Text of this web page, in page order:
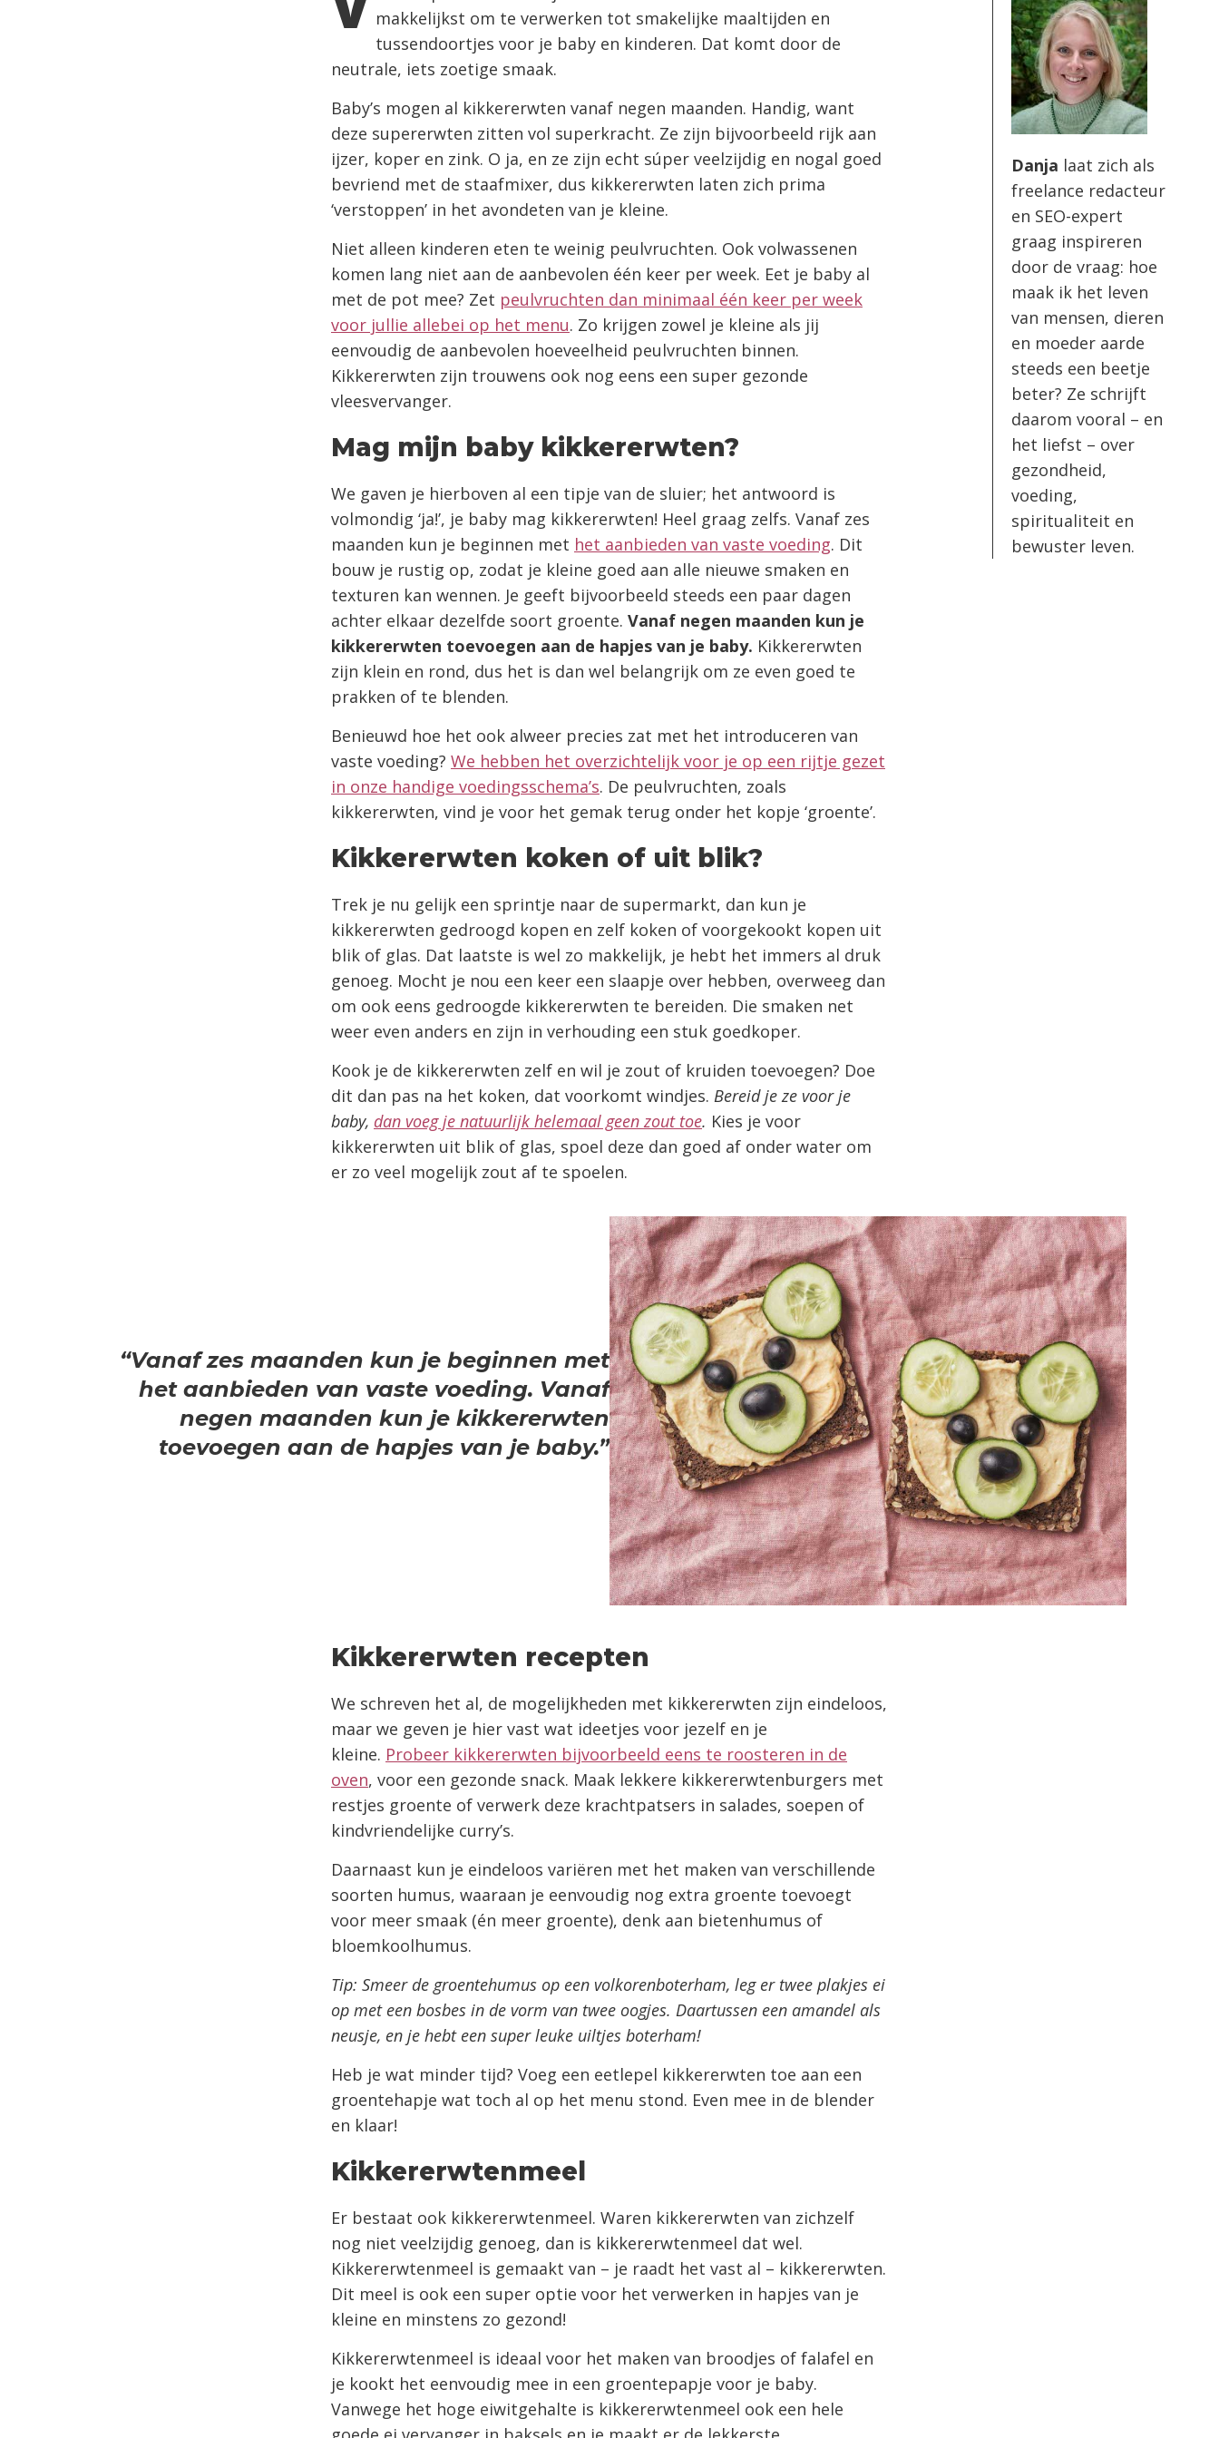
Danja laat zich als
freelance redacteur
en SEO-expert
graag inspireren
door de vraag: hoe
maak ik het leven
van mensen, dieren
en moeder aarde
steeds een beetje
beter? Ze schrijft
daarom vooral – en
het liefst – over
gezondheid,
voeding,
spiritualiteit en
bewuster leven.
makkelijkst om te verwerken tot smakelijke maaltijden en
tussendoortjes voor je baby en kinderen. Dat komt door de
neutrale, iets zoetige smaak.
Baby’s mogen al kikkererwten vanaf negen maanden. Handig, want
deze supererwten zitten vol superkracht. Ze zijn bijvoorbeeld rijk aan
ijzer, koper en zink. O ja, en ze zijn echt súper veelzijdig en nogal goed
bevriend met de staafmixer, dus kikkererwten laten zich prima
‘verstoppen’ in het avondeten van je kleine.
Niet alleen kinderen eten te weinig peulvruchten. Ook volwassenen
komen lang niet aan de aanbevolen één keer per week. Eet je baby al
met de pot mee? Zet peulvruchten dan minimaal één keer per week
voor jullie allebei op het menu. Zo krijgen zowel je kleine als jij
eenvoudig de aanbevolen hoeveelheid peulvruchten binnen.
Kikkererwten zijn trouwens ook nog eens een super gezonde
vleesvervanger.
Mag mijn baby kikkererwten?
We gaven je hierboven al een tipje van de sluier; het antwoord is
volmondig ‘ja!’, je baby mag kikkererwten! Heel graag zelfs. Vanaf zes
maanden kun je beginnen met het aanbieden van vaste voeding. Dit
bouw je rustig op, zodat je kleine goed aan alle nieuwe smaken en
texturen kan wennen. Je geeft bijvoorbeeld steeds een paar dagen
achter elkaar dezelfde soort groente. Vanaf negen maanden kun je
kikkererwten toevoegen aan de hapjes van je baby. Kikkererwten
zijn klein en rond, dus het is dan wel belangrijk om ze even goed te
prakken of te blenden.
Benieuwd hoe het ook alweer precies zat met het introduceren van
vaste voeding? We hebben het overzichtelijk voor je op een rijtje gezet
in onze handige voedingsschema’s. De peulvruchten, zoals
kikkererwten, vind je voor het gemak terug onder het kopje ‘groente’.
Kikkererwten koken of uit blik?
Trek je nu gelijk een sprintje naar de supermarkt, dan kun je
kikkererwten gedroogd kopen en zelf koken of voorgekookt kopen uit
blik of glas. Dat laatste is wel zo makkelijk, je hebt het immers al druk
genoeg. Mocht je nou een keer een slaapje over hebben, overweeg dan
om ook eens gedroogde kikkererwten te bereiden. Die smaken net
weer even anders en zijn in verhouding een stuk goedkoper.
Kook je de kikkererwten zelf en wil je zout of kruiden toevoegen? Doe
dit dan pas na het koken, dat voorkomt windjes. Bereid je ze voor je
baby, dan voeg je natuurlijk helemaal geen zout toe. Kies je voor
kikkererwten uit blik of glas, spoel deze dan goed af onder water om
er zo veel mogelijk zout af te spoelen.
“Vanaf zes maanden kun je beginnen met
het aanbieden van vaste voeding. Vanaf
negen maanden kun je kikkererwten
toevoegen aan de hapjes van je baby.”
Kikkererwten recepten
We schreven het al, de mogelijkheden met kikkererwten zijn eindeloos,
maar we geven je hier vast wat ideetjes voor jezelf en je
kleine. Probeer kikkererwten bijvoorbeeld eens te roosteren in de
oven, voor een gezonde snack. Maak lekkere kikkererwtenburgers met
restjes groente of verwerk deze krachtpatsers in salades, soepen of
kindvriendelijke curry’s.
Daarnaast kun je eindeloos variëren met het maken van verschillende
soorten humus, waaraan je eenvoudig nog extra groente toevoegt
voor meer smaak (én meer groente), denk aan bietenhumus of
bloemkoolhumus.
Tip: Smeer de groentehumus op een volkorenboterham, leg er twee plakjes ei
op met een bosbes in de vorm van twee oogjes. Daartussen een amandel als
neusje, en je hebt een super leuke uiltjes boterham!
Heb je wat minder tijd? Voeg een eetlepel kikkererwten toe aan een
groentehapje wat toch al op het menu stond. Even mee in de blender
en klaar!
Kikkererwtenmeel
Er bestaat ook kikkererwtenmeel. Waren kikkererwten van zichzelf
nog niet veelzijdig genoeg, dan is kikkererwtenmeel dat wel.
Kikkererwtenmeel is gemaakt van – je raadt het vast al – kikkererwten.
Dit meel is ook een super optie voor het verwerken in hapjes van je
kleine en minstens zo gezond!
Kikkererwtenmeel is ideaal voor het maken van broodjes of falafel en
je kookt het eenvoudig mee in een groentepapje voor je baby.
Vanwege het hoge eiwitgehalte is kikkererwtenmeel ook een hele